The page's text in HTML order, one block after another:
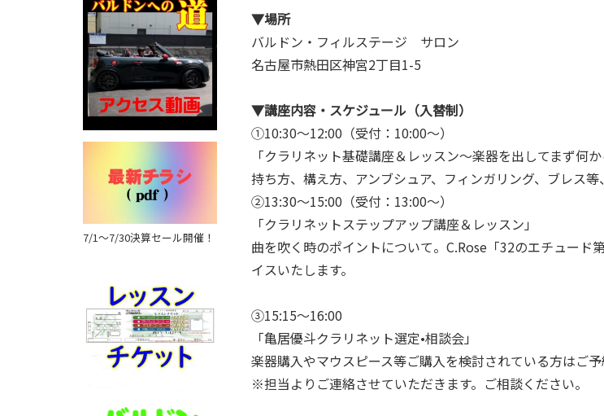
▼場所
バルドン・フィルステージ サロン
名古屋市熱田区神宮2丁目1-5
▼講座内容・スケジュール（入替制）
①10:30〜12:00（受付：10:00～）
「クラリネット基礎講座＆レッスン〜楽器を出してまず何か
持ち方、構え方、アンブシュア、フィンガリング、ブレス
②13:30〜15:00（受付：13:00～）
「クラリネットステップアップ講座＆レッスン」
曲を吹く時のポイントについて。C.Rose「32のエチュー
イスいたします。
③15:15〜16:00
「亀居優斗クラリネット選定•相談会」
楽器購入やマウスピース等ご購入を検討されている方はご予
※担当よりご連絡させていただきます。ご相談ください。
7/1～7/30決算セール開催！